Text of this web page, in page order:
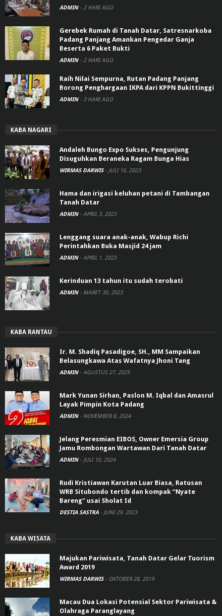
ADMIN - 2 HARI AGO
Gerebek Rumah di Tanah Datar, Satresnarkoba
Padang Panjang Amankan Pengedar Ganja
Beserta 6 Paket Bukti
ADMIN - 2 HARI AGO
Raih Nilai Sempurna, Rutan Padang Panjang
Borong Penghargaan IKPA dari KPPN Bukittinggi
ADMIN - 3 HARI AGO
KABA NAGARI
Andaleh Bungo Expo Sukses, Pengunjung
Disuguhkan Beraneka Ragam Bunga Hias
WIRMAS DARWIS - JULI 16, 2023
Hama dan irigasi keluhan petani di Tambangan
Tanah Datar
ADMIN - APRIL 3, 2023
Lenggang suara anak-anak, Wabup Richi
Perintahkan Buka Masjid 24 jam
ADMIN - APRIL 1, 2023
Kerinduan 13 tahun itu sudah terobati
ADMIN - MARET 30, 2023
KABA RANTAU
Ir. M. Shadiq Pasadigoe, SH., MM Sampaikan
Belasungkawa Atas Wafatnya Jhoni Tang
ADMIN - AGUSTUS 27, 2025
Mark Yunan Sirhan, Paslon M. Iqbal dan Amasrul
Layak Pimpin Kota Padang
ADMIN - NOVEMBER 8, 2024
Jelang Peresmian EIBOS, Owner Emersia Group
Jamu Rombongan Wartawan Dari Tanah Datar
ADMIN - JULI 10, 2024
Rudi Kristiawan Karutan Luar Biasa, Ratusan
WRB Situbondo tertib dan kompak “Nyate
Bareng” usai Sholat Id
DESTIA SASTRA - JUNI 29, 2023
KABA WISATA
Majukan Pariwisata, Tanah Datar Gelar Tuorism
Award 2019
WIRMAS DARWIS - OKTOBER 28, 2019
Macau Dua Lokasi Potensial Sektor Pariwisata &
Olahraga Paranglayang